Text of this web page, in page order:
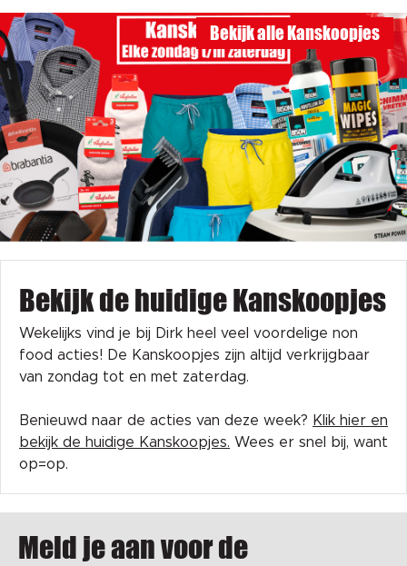
Bekijk alle Kanskoopjes
Bekijk de huidige Kanskoopjes
Wekelijks vind je bij Dirk heel veel voordelige non
food acties! De Kanskoopjes zijn altijd verkrijgbaar
van zondag tot en met zaterdag.
Benieuwd naar de acties van deze week? Klik hier en
bekijk de huidige Kanskoopjes. Wees er snel bij, want
op=op.
Meld je aan voor de